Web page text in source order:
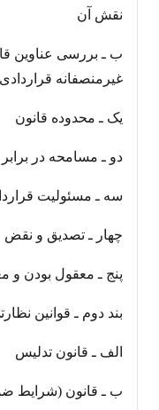
نقش آن
ب ـ بررسی عناوین
غیرمنصفانه قراردادی
یک ـ محدوده قانون
دو ـ مسامحه در
سه ـ مسئولیت
چهار ـ تصدیق و نقض
پنج ـ معقول بودن و
بند دوم ـ قوانین
الف ـ قانون تدلیس
ب ـ قانون (شرایط